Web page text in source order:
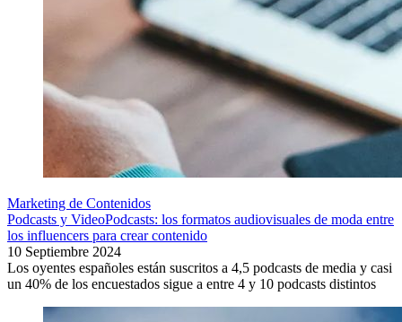
Marketing de Contenidos
Podcasts y VideoPodcasts: los formatos audiovisuales de moda entre
los influencers para crear contenido
10 Septiembre 2024
Los oyentes españoles están suscritos a 4,5 podcasts de media y casi
un 40% de los encuestados sigue a entre 4 y 10 podcasts distintos